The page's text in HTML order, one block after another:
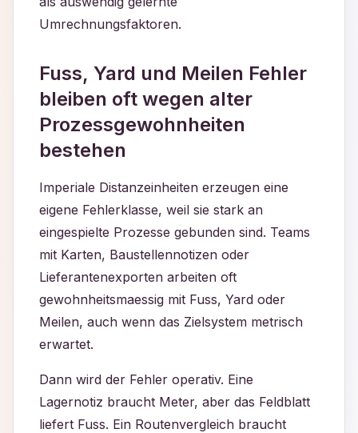
Umrechnungsfaktoren.
Fuss, Yard und Meilen Fehler
bleiben oft wegen alter
Prozessgewohnheiten
bestehen
Imperiale Distanzeinheiten erzeugen eine
eigene Fehlerklasse, weil sie stark an
eingespielte Prozesse gebunden sind. Teams
mit Karten, Baustellennotizen oder
Lieferantenexporten arbeiten oft
gewohnheitsmaessig mit Fuss, Yard oder
Meilen, auch wenn das Zielsystem metrisch
erwartet.
Dann wird der Fehler operativ. Eine
Lagernotiz braucht Meter, aber das Feldblatt
liefert Fuss. Ein Routenvergleich braucht